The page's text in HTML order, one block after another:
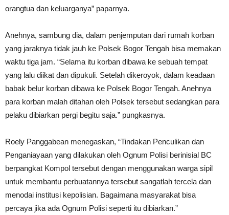
orangtua dan keluarganya” paparnya.
Anehnya, sambung dia, dalam penjemputan dari rumah korban
yang jaraknya tidak jauh ke Polsek Bogor Tengah bisa memakan
waktu tiga jam. “Selama itu korban dibawa ke sebuah tempat
yang lalu diikat dan dipukuli. Setelah dikeroyok, dalam keadaan
babak belur korban dibawa ke Polsek Bogor Tengah. Anehnya
para korban malah ditahan oleh Polsek tersebut sedangkan para
pelaku dibiarkan pergi begitu saja.” pungkasnya.
Roely Panggabean menegaskan, “Tindakan Penculikan dan
Penganiayaan yang dilakukan oleh Ognum Polisi berinisial BC
berpangkat Kompol tersebut dengan menggunakan warga sipil
untuk membantu perbuatannya tersebut sangatlah tercela dan
menodai institusi kepolisian. Bagaimana masyarakat bisa
percaya jika ada Ognum Polisi seperti itu dibiarkan.”